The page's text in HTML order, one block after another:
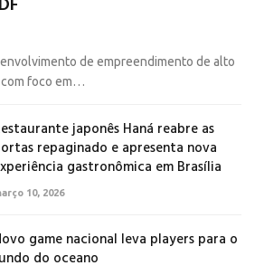
de empreendimento de alto
com foco em…
japonês Haná reabre as
repaginado e apresenta nova
gastronômica em Brasília
10, 2026
game nacional leva players para o
do oceano